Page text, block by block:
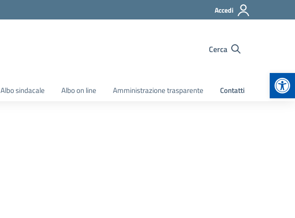
Accedi
Cerca
Albo sindacale Albo on line Amministrazione trasparente Contatti